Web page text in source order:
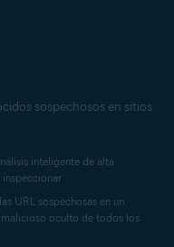
sospechosos en sitios
inteligente de alta
URL sospechosas en un
oculto de todos los